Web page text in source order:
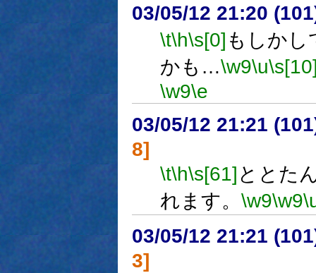
03/05/12 21:20
\t\h\s[0] もしかし
かも…\w9\u
\w9\e
03/05/12 21:21
8]
\t\h\s[61] ととた
れます。 \w9\w9
03/05/12 21:21
3]